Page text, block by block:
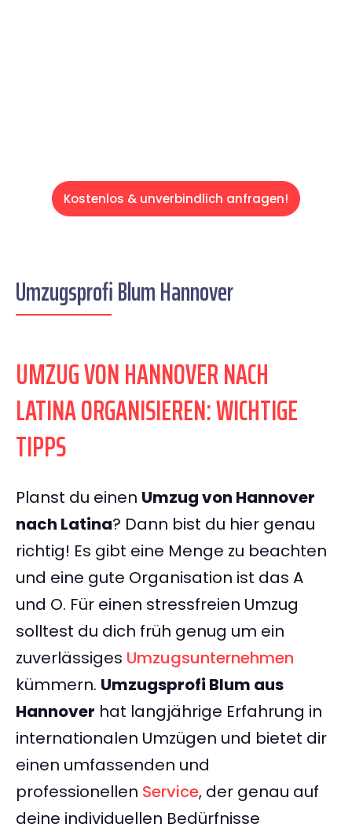
Kostenlos & unverbindlich anfragen!
Umzugsprofi Blum Hannover
UMZUG VON HANNOVER NACH
LATINA ORGANISIEREN: WICHTIGE
TIPPS
Planst du einen Umzug von Hannover
nach Latina? Dann bist du hier genau
richtig! Es gibt eine Menge zu beachten
und eine gute Organisation ist das A
und O. Für einen stressfreien Umzug
solltest du dich früh genug um ein
zuverlässiges Umzugsunternehmen
kümmern. Umzugsprofi Blum aus
Hannover hat langjährige Erfahrung in
internationalen Umzügen und bietet dir
einen umfassenden und
professionellen Service, der genau auf
deine individuellen Bedürfnisse